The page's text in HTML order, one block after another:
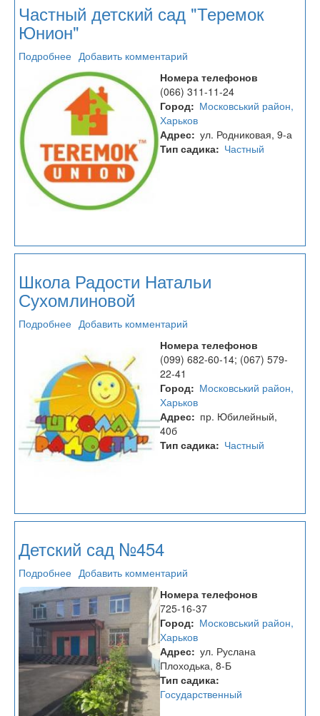
Частный детский сад "Теремок
Юнион"
Подробнее
Частный
детский
сад
"Теремок
Юнион"
Добавить комментарий
Номера телефонов
(066) 311-11-24
Город
Московський район,
Харьков
Адрес ул. Родниковая, 9-а
Тип садика
Частный
Школа Радости Натальи
Сухомлиновой
Подробнее
Радости
Натальи
Сухомлиновой
Добавить комментарий
Номера телефонов
(099) 682-60-14; (067) 579-
22-41
Город
Московський район,
Харьков
Адрес
пр. Юбилейный,
40б
Тип садика
Частный
Детский сад №454
Подробнее
Детский
сад
№454
Добавить комментарий
Номера телефонов
725-16-37
Город
Московський район,
Харьков
Адрес ул. Руслана
Плоходька, 8-Б
Тип садика
Государственный